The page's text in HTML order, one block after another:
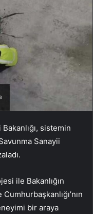
sistemin
Sanayii
ile Bakanlığın
bir araya